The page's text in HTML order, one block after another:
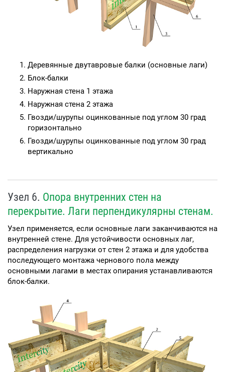
Деревянные двутавровые балки (основные лаги)
Блок-балки
Наружная стена 1 этажа
Наружная стена 2 этажа
Гвозди/шурупы оцинкованные под углом 30 град
горизонтально
Гвозди/шурупы оцинкованные под углом 30 град
вертикально
Узел 6. Опора внутренних стен на
перекрытие. Лаги перпендикулярны стенам.
Узел применяется, если основные лаги заканчиваются на
внутренней стене. Для устойчивости основных лаг,
распределения нагрузки от стен 2 этажа и для удобства
последующего монтажа чернового пола между
основными лагами в местах опирания устанавливаются
блок-балки.